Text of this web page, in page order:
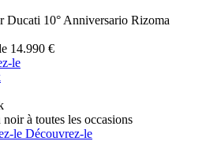
Ducati 10° Anniversario Rizoma
14.990 €
le
noir à toutes les occasions
le Découvrez-le